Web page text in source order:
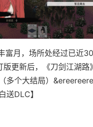
富月，场所处经过已近
版更新后，《刀剑江湖路
多个大结局）
送DLC】